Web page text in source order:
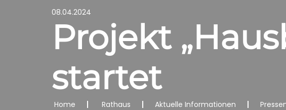
08.04.2024
Projekt
startet
Home Rathaus Aktuelle Informationen